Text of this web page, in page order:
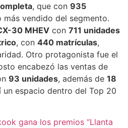
, que con 935
más vendido del segmento.
30 MHEV con 711 unidades
, con 440 matrículas,
Otro protagonista fue el
encabezó las ventas de
93 unidades, además de 18
un espacio dentro del Top 20
gana los premios “Llanta